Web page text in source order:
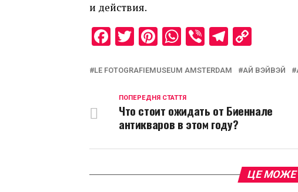
и действия.
Facebook
Twitter
Pinterest
WhatsApp
ViberTelegram
LE FOTOGRAFIEMUSEUM AMSTERDAM АЙ ВЭЙВЭЙ
ПОПЕРЕДНЯ СТАТТЯ
Что стоит ожидать от Биеннале
антикваров в этом году?
ЦЕ МОЖЕ